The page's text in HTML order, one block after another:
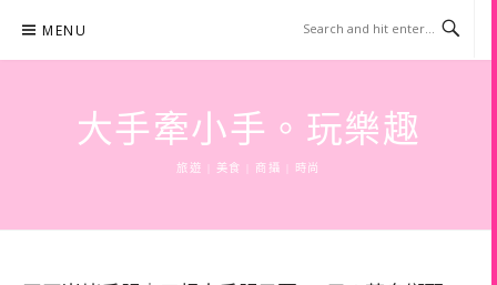
content
MENU
大手牽小手。玩樂趣
旅遊 | 美食 | 商攝 | 時尚